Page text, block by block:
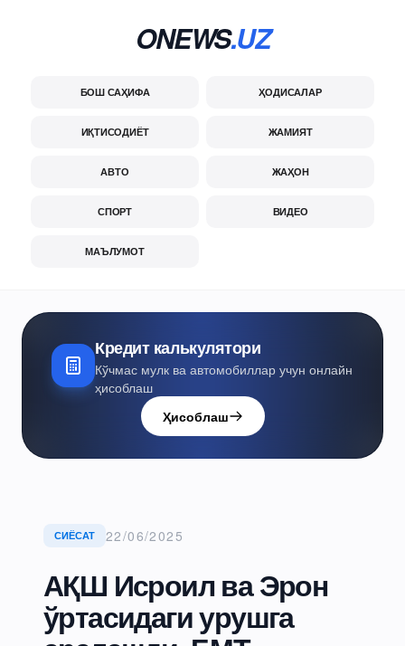
ONEWS.UZ
БОШ САҲИФА ҲОДИСАЛАР
ИҚТИСОДИЁТ ЖАМИЯТ
АВТО ЖАҲОН
СПОРТ ВИДЕО
МАЪЛУМОТ
Кредит калькулятори
Кўчмас мулк ва автомобиллар учун онлайн
ҳисоблаш
Ҳисоблаш
СИЁСАТ 22/06/2025
АҚШ Исроил ва Эрон
ўртасидаги урушга